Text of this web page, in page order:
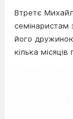
Втретє
семінаристам
його
кілька